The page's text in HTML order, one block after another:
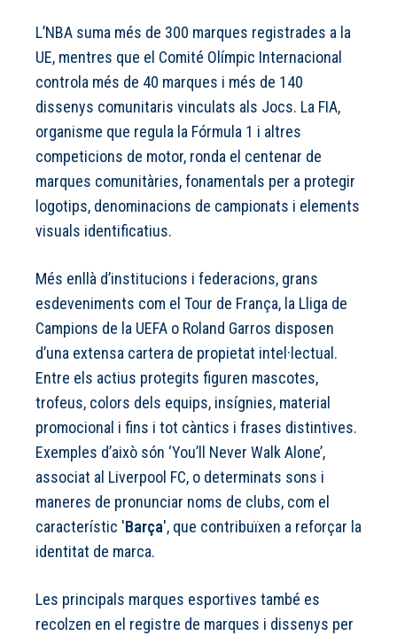
L’NBA suma més de 300 marques registrades a la
UE, mentres que el Comité Olímpic Internacional
controla més de 40 marques i més de 140
dissenys comunitaris vinculats als Jocs. La FIA,
organisme que regula la Fórmula 1 i altres
competicions de motor, ronda el centenar de
marques comunitàries, fonamentals per a protegir
logotips, denominacions de campionats i elements
visuals identificatius.
Més enllà d’institucions i federacions, grans
esdeveniments com el Tour de França, la Lliga de
Campions de la UEFA o Roland Garros disposen
d’una extensa cartera de propietat intel·lectual.
Entre els actius protegits figuren mascotes,
trofeus, colors dels equips, insígnies, material
promocional i fins i tot càntics i frases distintives.
Exemples d’això són ‘You’ll Never Walk Alone’,
associat al Liverpool FC, o determinats sons i
maneres de pronunciar noms de clubs, com el
característic 'Barça', que contribuïxen a reforçar la
identitat de marca.
Les principals marques esportives també es
recolzen en el registre de marques i dissenys per